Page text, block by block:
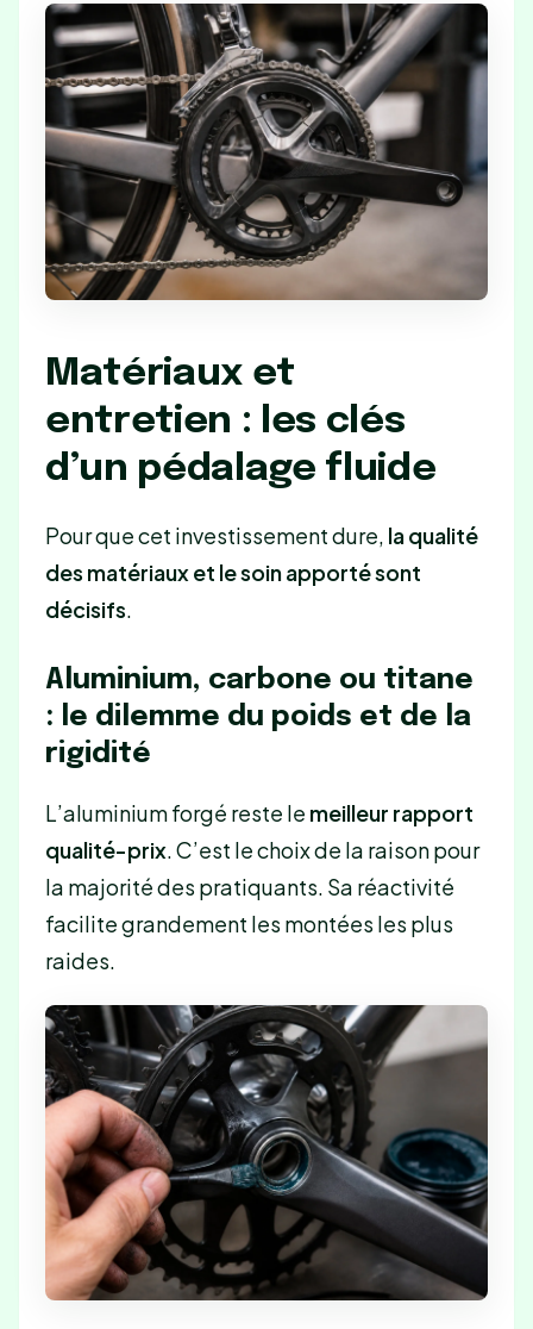
Matériaux et
entretien : les clés
d’un pédalage fluide
Pour que cet investissement dure, la qualité
des matériaux et le soin apporté sont
décisifs
Aluminium, carbone ou titane
: le dilemme du poids et de la
rigidité
L’aluminium forgé reste le meilleur rapport
qualité-prix. C’est le choix de la raison pour
la majorité des pratiquants. Sa réactivité
facilite grandement les montées les plus
raides.